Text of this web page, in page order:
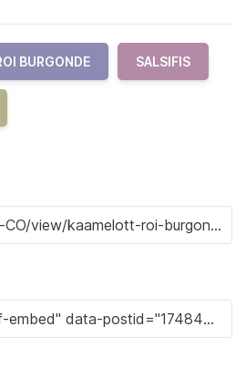
BURGONDE SALSIFIS